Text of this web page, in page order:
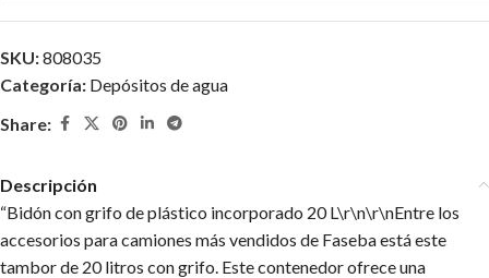
SKU:808035
Categoría: Depósitos de agua
Share:
Descripción
“Bidón con grifo de plástico incorporado 20 L\r\n\r\nEntre los
accesorios para camiones más vendidos de Faseba está este
tambor de 20 litros con grifo. Este contenedor ofrece una